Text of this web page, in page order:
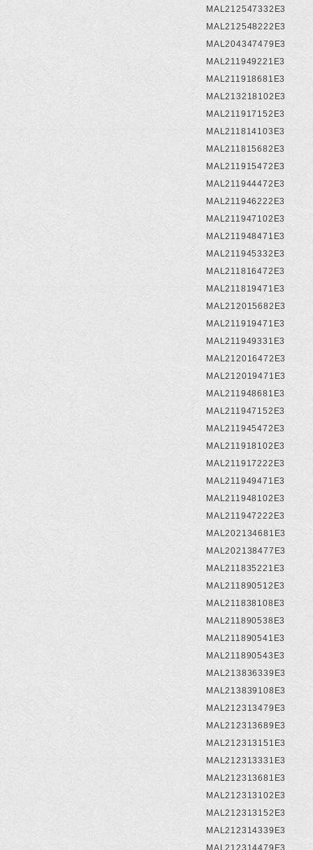
MAL212547332E3
MAL212548222E3
MAL204347479E3
MAL211949221E3
MAL211918681E3
MAL213218102E3
MAL211917152E3
MAL211814103E3
MAL211815682E3
MAL211915472E3
MAL211944472E3
MAL211946222E3
MAL211947102E3
MAL211948471E3
MAL211945332E3
MAL211816472E3
MAL211819471E3
MAL212015682E3
MAL211919471E3
MAL211949331E3
MAL212016472E3
MAL212019471E3
MAL211948681E3
MAL211947152E3
MAL211945472E3
MAL211918102E3
MAL211917222E3
MAL211949471E3
MAL211948102E3
MAL211947222E3
MAL202134681E3
MAL202138477E3
MAL211835221E3
MAL211890512E3
MAL211838108E3
MAL211890538E3
MAL211890541E3
MAL211890543E3
MAL213836339E3
MAL213839108E3
MAL212313479E3
MAL212313689E3
MAL212313151E3
MAL212313331E3
MAL212313681E3
MAL212313102E3
MAL212313152E3
MAL212314339E3
MAL212314479E3